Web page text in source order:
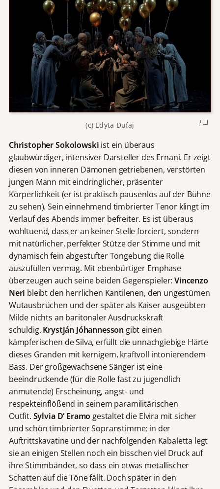
(c) Edyta Dufaj
Christopher Sokolowski ist ein überaus
glaubwürdiger, intensiver Darsteller des Ernani. Er zeigt
diesen von inneren Dämonen getriebenen, verstörten
jungen Mann mit eindringlicher, präsenter
Körperlichkeit (er ist praktisch pausenlos auf der Bühne
zu sehen). Sein einnehmend timbrierter Tenor klingt im
Verlauf des Abends immer befreiter. Es ist überaus
wohltuend, dass er an keiner Stelle forciert, sondern
mit natürlicher, perfekter Stütze der Stimme und mit
dynamisch fein abgestufter Tongebung die Rolle
auszufüllen vermag. Mit ebenbürtiger Emphase
überzeugen auch seine beiden Gegenspieler:Vincenzo
Neri bleibt den herrlichen Kantilenen, den ungestümen
Wutausbrüchen und der später als Kaiser ausgeübten
Milde nichts an baritonaler Ausdruckskraft
schuldig. Krystján Jóhannesson gibt einen
kämpferischen de Silva, erfüllt die unnachgiebige Härte
dieses Granden mit kernigem, kraftvoll intonierendem
Bass. Der großgewachsene Sänger ist eine
beeindruckende (für die Rolle fast zu jugendlich
anmutende) Erscheinung, angst- und
respekteinflößend in seinem paramilitärischen
Outfit. Sylvia D‘ Eramo gestaltet die Elvira mit sicher
und schön timbrierter Sopranstimme; in der
Auftrittskavatine und der nachfolgenden Kabaletta legt
sie an einigen Stellen noch ein bisschen viel Druck auf
ihre Stimmbänder, so dass ein etwas metallischer
Schatten auf die Töne fällt. Doch später in den